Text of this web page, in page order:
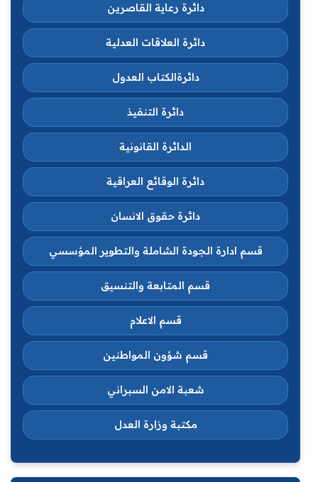
دائرة رعاية القاصرين
دائرة العلاقات العدلية
دائرةالكتاب العدول
دائرة التنفيذ
الدائرة القانونية
دائرة الوقائع العراقية
دائرة حقوق الانسان
قسم ادارة الجودة الشاملة والتطوير المؤسسي
قسم المتابعة والتنسيق
قسم الاعلام
قسم شؤون المواطنين
شعبة الامن السبراني
مكتبة وزارة العدل